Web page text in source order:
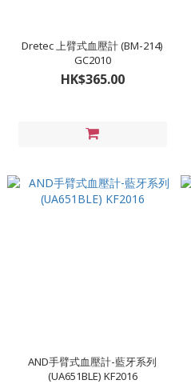
Dretec 上臂式血壓計 (BM-214)
GC2010
HK$365.00
AND手臂式血壓計-藍牙系列
(UA651BLE) KF2016